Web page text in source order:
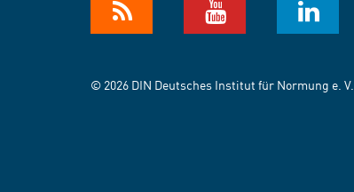
© 2026 DIN Deutsches Institut für Normung e. V.